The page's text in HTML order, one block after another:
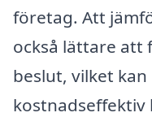
företag. Att
också lättare
beslut, vilket
kostnadseffektiv